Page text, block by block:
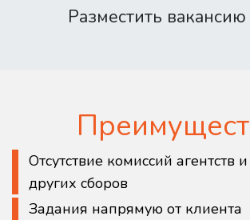
Разместить вакансию
Отсутствие комиссий агентств
других сборов
Задания напрямую от клиента